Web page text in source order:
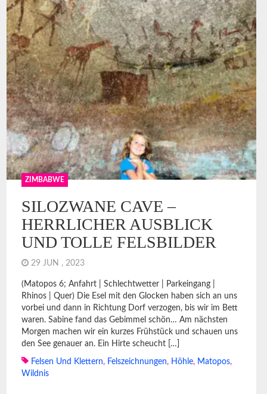
ZIMBABWE
SILOZWANE CAVE –
HERRLICHER AUSBLICK
UND TOLLE FELSBILDER
29 JUN , 2023
(Matopos 6; Anfahrt | Schlechtwetter | Parkeingang |
Rhinos | Quer) Die Esel mit den Glocken haben sich an uns
vorbei und dann in Richtung Dorf verzogen, bis wir im Bett
waren. Sabine fand das Gebimmel schön… Am nächsten
Morgen machen wir ein kurzes Frühstück und schauen uns
den See genauer an. Ein Hirte scheucht […]
Felsen Und Klettern, Felszeichnungen, Höhle, Matopos,
Wildnis